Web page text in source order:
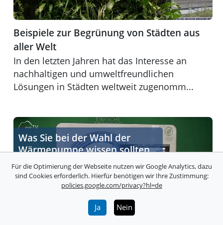
Beispiele zur Begrünung von Städten aus
aller Welt
In den letzten Jahren hat das Interesse an
nachhaltigen und umweltfreundlichen
Lösungen in Städten weltweit zugenomm...
Für wen die Anschaffung einer Wärmepumpe Sinn
Was Sie bei der Wahl der
Wärmepumpe wissen sollten
Für die Optimierung der Webseite nutzen wir Google Analytics, dazu
sind Cookies erforderlich. Hierfür benötigen wir Ihre Zustimmung:
policies.google.com/privacy?hl=de
Ja Nein